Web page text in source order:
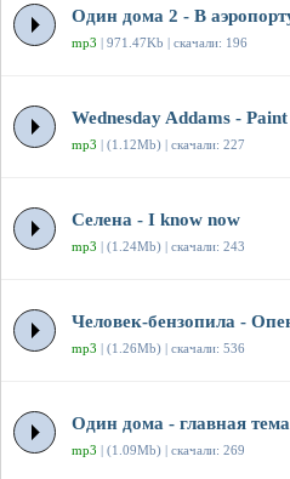
Один дома 2 - В
mp3 | 971.47Kb | скачали: 196
Wednesday Addams -
mp3 | (1.12Mb) | скачали: 227
Селена - I know now
mp3 | (1.24Mb) | скачали: 243
Человек-бензопила -
mp3 | (1.26Mb) | скачали: 536
Один дома - главная тема
mp3 | (1.09Mb) | скачали: 269